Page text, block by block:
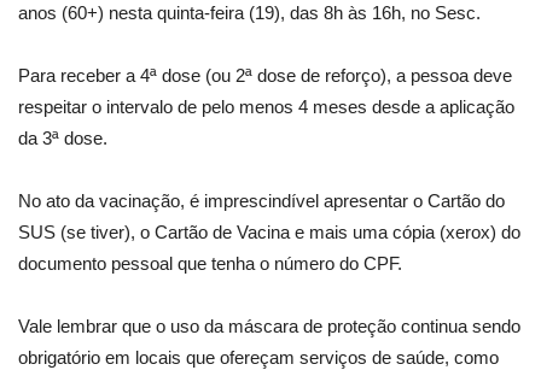
anos (60+) nesta quinta-feira (19), das 8h às 16h, no Sesc.
Para receber a 4ª dose (ou 2ª dose de reforço), a pessoa deve
respeitar o intervalo de pelo menos 4 meses desde a aplicação
da 3ª dose.
No ato da vacinação, é imprescindível apresentar o Cartão do
SUS (se tiver), o Cartão de Vacina e mais uma cópia (xerox) do
documento pessoal que tenha o número do CPF.
Vale lembrar que o uso da máscara de proteção continua sendo
obrigatório em locais que ofereçam serviços de saúde, como